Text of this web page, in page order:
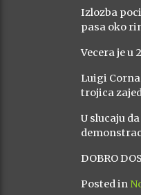
Izlozba
pasa oko
Vecera je u
Luigi Corna
trojica
U slucaju
DOBRO
Posted in